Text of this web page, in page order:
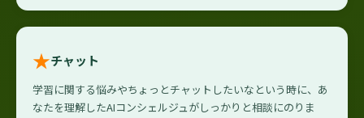
★チャット
学習に関する悩みやちょっとチャットしたいなという時に、あ
なたを理解したAIコンシェルジュがしっかりと相談にのりま